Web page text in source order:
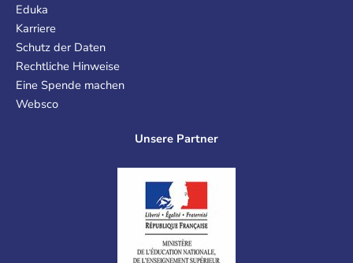
Eduka
Karriere
Schutz der Daten
Rechtliche Hinweise
Eine Spende machen
Websco
Unsere Partner